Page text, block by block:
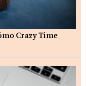
Crazy Time